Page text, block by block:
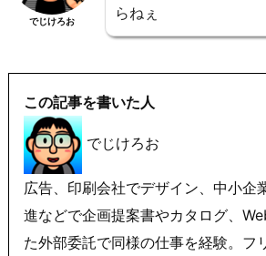
でじけろお
らねぇ
この記事を書いた人
でじけろお
広告、印刷会社でデザイン、中小企
進などで企画提案書やカタログ、
た外部委託で同様の仕事を経験。フ